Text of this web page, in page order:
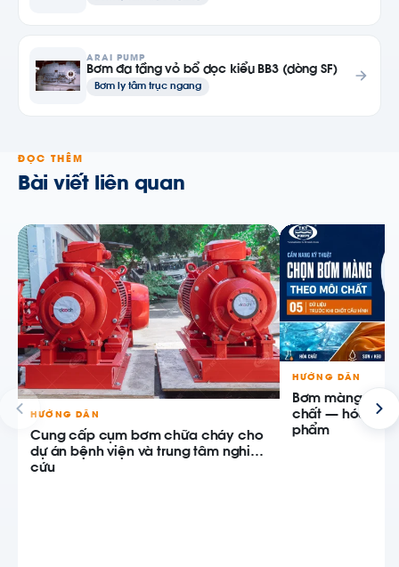
ARAI PUMP
Bơm đa tầng vỏ bổ dọc kiểu BB3 (dòng SF)
Bơm ly tâm trục ngang
ĐỌC THÊM
Bài viết liên quan
HƯỚNG DẪN
Cung cấp cụm bơm chữa cháy cho
dự án bệnh viện và trung tâm nghiên
cứu
HƯỚNG DẪN
Bơm màng khí
chất — hóa
phẩm